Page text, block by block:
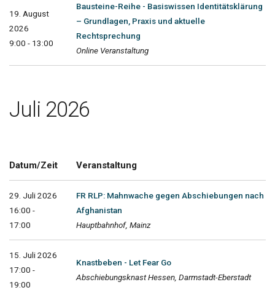
19. August
2026
9:00 - 13:00
Bausteine-Reihe - Basiswissen Identitätsklärung
– Grundlagen, Praxis und aktuelle
Rechtsprechung
Online Veranstaltung
Juli 2026
Datum/Zeit Veranstaltung
29. Juli 2026
16:00 -
17:00
FR RLP: Mahnwache gegen Abschiebungen nach
Afghanistan
Hauptbahnhof, Mainz
15. Juli 2026
17:00 -
19:00
Knastbeben - Let Fear Go
Abschiebungsknast Hessen, Darmstadt-Eberstadt